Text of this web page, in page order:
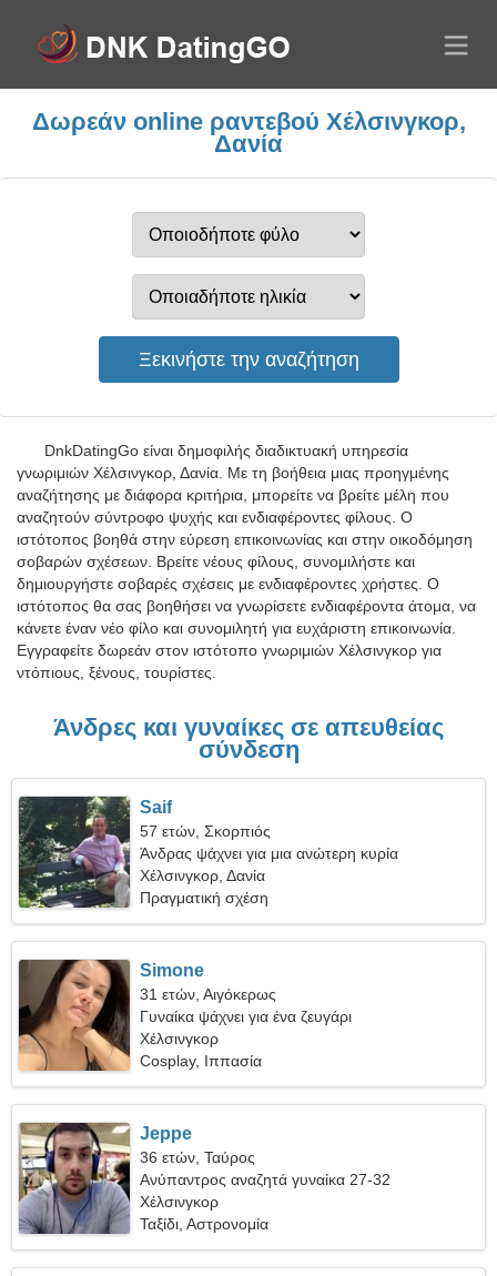
Δωρεάν online ραντεβού Χέλσινγκορ,
Δανία
DnkDatingGo είναι δημοφιλής διαδικτυακή υπηρεσία
γνωριμιών Χέλσινγκορ, Δανία. Με τη βοήθεια μιας προηγμένης
αναζήτησης με διάφορα κριτήρια, μπορείτε να βρείτε μέλη που
αναζητούν σύντροφο ψυχής και ενδιαφέροντες φίλους. Ο
ιστότοπος βοηθά στην εύρεση επικοινωνίας και στην οικοδόμηση
σοβαρών σχέσεων. Βρείτε νέους φίλους, συνομιλήστε και
δημιουργήστε σοβαρές σχέσεις με ενδιαφέροντες χρήστες. Ο
ιστότοπος θα σας βοηθήσει να γνωρίσετε ενδιαφέροντα άτομα, να
κάνετε έναν νέο φίλο και συνομιλητή για ευχάριστη επικοινωνία.
Εγγραφείτε δωρεάν στον ιστότοπο γνωριμιών Χέλσινγκορ για
ντόπιους, ξένους, τουρίστες.
Άνδρες και γυναίκες σε απευθείας
σύνδεση
Saif
57 ετών, Σκορπιός
Άνδρας ψάχνει για μια ανώτερη κυρία
Χέλσινγκορ, Δανία
Πραγματική σχέση
Simone
31 ετών, Αιγόκερως
Γυναίκα ψάχνει για ένα ζευγάρι
Χέλσινγκορ
Cosplay, Ιππασία
Jeppe
36 ετών, Ταύρος
Ανύπαντρος αναζητά γυναίκα 27-32
Χέλσινγκορ
Ταξίδι, Αστρονομία